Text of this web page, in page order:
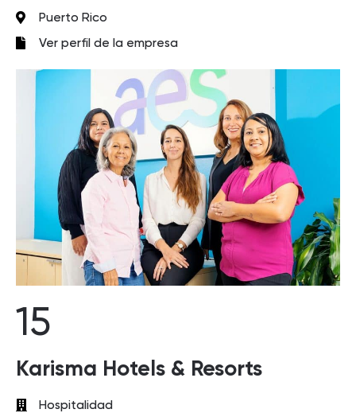
Puerto Rico
Ver perfil de la empresa
15
Karisma Hotels & Resorts
Hospitalidad